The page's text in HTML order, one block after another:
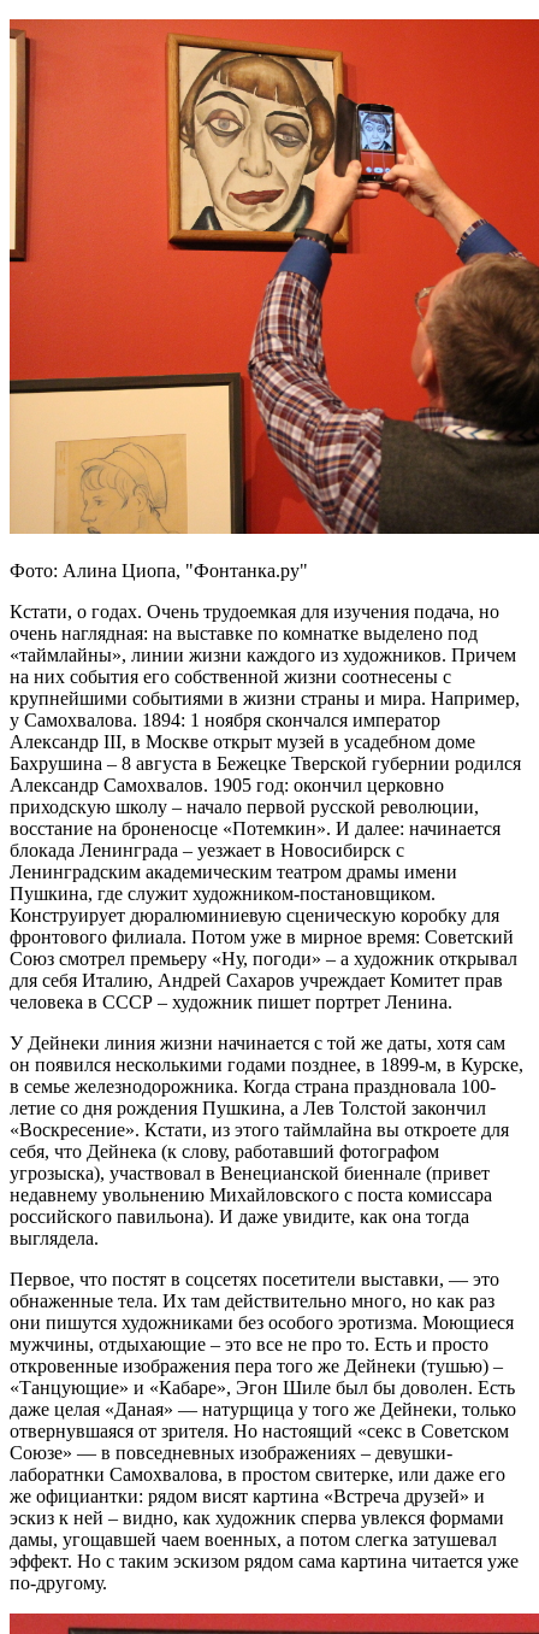
Фото: Алина Циопа, "Фонтанка.ру"
Кстати, о годах. Очень трудоемкая для изучения подача, но
очень наглядная: на выставке по комнатке выделено под
«таймлайны», линии жизни каждого из художников. Причем
на них события его собственной жизни соотнесены с
крупнейшими событиями в жизни страны и мира. Например,
у Самохвалова. 1894: 1 ноября скончался император
Александр III, в Москве открыт музей в усадебном доме
Бахрушина – 8 августа в Бежецке Тверской губернии родился
Александр Самохвалов. 1905 год: окончил церковно
приходскую школу – начало первой русской революции,
восстание на броненосце «Потемкин». И далее: начинается
блокада Ленинграда – уезжает в Новосибирск с
Ленинградским академическим театром драмы имени
Пушкина, где служит художником-постановщиком.
Конструирует дюралюминиевую сценическую коробку для
фронтового филиала. Потом уже в мирное время: Советский
Союз смотрел премьеру «Ну, погоди» – а художник открывал
для себя Италию, Андрей Сахаров учреждает Комитет прав
человека в СССР – художник пишет портрет Ленина.
У Дейнеки линия жизни начинается с той же даты, хотя сам
он появился несколькими годами позднее, в 1899-м, в Курске,
в семье железнодорожника. Когда страна праздновала 100-
летие со дня рождения Пушкина, а Лев Толстой закончил
«Воскресение». Кстати, из этого таймлайна вы откроете для
себя, что Дейнека (к слову, работавший фотографом
угрозыска), участвовал в Венецианской биеннале (привет
недавнему увольнению Михайловского с поста комиссара
российского павильона). И даже увидите, как она тогда
выглядела.
Первое, что постят в соцсетях посетители выставки, — это
обнаженные тела. Их там действительно много, но как раз
они пишутся художниками без особого эротизма. Моющиеся
мужчины, отдыхающие – это все не про то. Есть и просто
откровенные изображения пера того же Дейнеки (тушью) –
«Танцующие» и «Кабаре», Эгон Шиле был бы доволен. Есть
даже целая «Даная» — натурщица у того же Дейнеки, только
отвернувшаяся от зрителя. Но настоящий «секс в Советском
Союзе» — в повседневных изображениях – девушки-
лаборатнки Самохвалова, в простом свитерке, или даже его
же официантки: рядом висят картина «Встреча друзей» и
эскиз к ней – видно, как художник сперва увлекся формами
дамы, угощавшей чаем военных, а потом слегка затушевал
эффект. Но с таким эскизом рядом сама картина читается уже
по-другому.